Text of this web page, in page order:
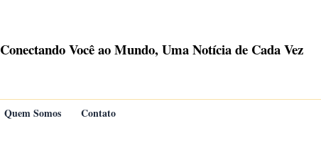
Conectando Você ao Mundo, Uma Notícia de Cada Vez
Quem Somos Contato